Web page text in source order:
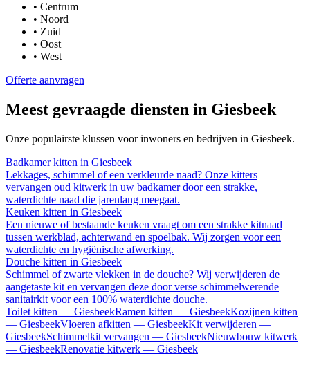
• Centrum
• Noord
• Zuid
• Oost
• West
Offerte aanvragen
Meest gevraagde diensten in Giesbeek
Onze populairste klussen voor inwoners en bedrijven in Giesbeek.
Badkamer kitten in Giesbeek
Lekkages, schimmel of een verkleurde naad? Onze kitters
vervangen oud kitwerk in uw badkamer door een strakke,
waterdichte naad die jarenlang meegaat.
Keuken kitten in Giesbeek
Een nieuwe of bestaande keuken vraagt om een strakke kitnaad
tussen werkblad, achterwand en spoelbak. Wij zorgen voor een
waterdichte en hygiënische afwerking.
Douche kitten in Giesbeek
Schimmel of zwarte vlekken in de douche? Wij verwijderen de
aangetaste kit en vervangen deze door verse schimmelwerende
sanitairkit voor een 100% waterdichte douche.
Toilet kitten — GiesbeekRamen kitten — GiesbeekKozijnen kitten
— GiesbeekVloeren afkitten — GiesbeekKit verwijderen —
GiesbeekSchimmelkit vervangen — GiesbeekNieuwbouw kitwerk
— GiesbeekRenovatie kitwerk — Giesbeek